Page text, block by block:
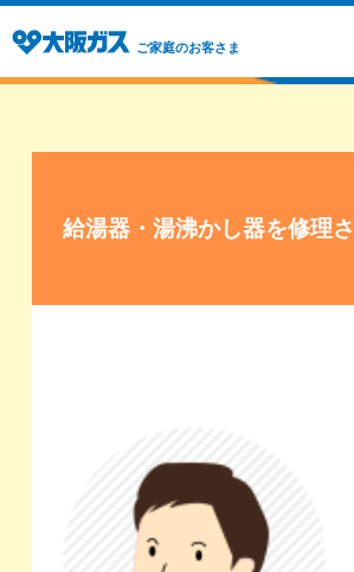
ご家庭のお客さま
給湯器・湯沸かし器を修理